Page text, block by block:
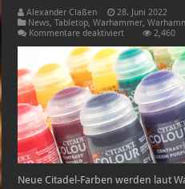
Alexander Claßen
28. Juni 2022
News,Tabletop,Warhammer,
Kommentare deaktiviertfür
Citadel-
Farben
ab
dem
nächsten
Samstag
2,460
Neue Citadel-Farben werden laut